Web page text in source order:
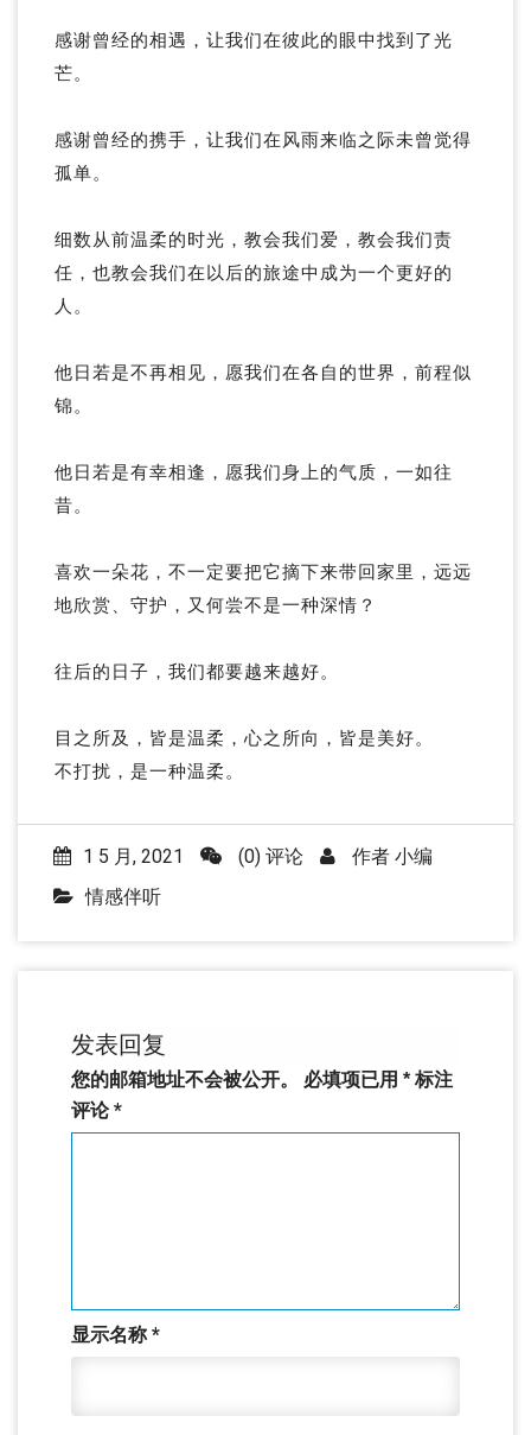
感谢曾经的相遇，让我们在彼此的眼中找到了光
芒。
感谢曾经的携手，让我们在风雨来临之际未曾觉得
孤单。
细数从前温柔的时光，教会我们爱，教会我们责
任，也教会我们在以后的旅途中成为一个更好的
人。
他日若是不再相见，愿我们在各自的世界，前程似
锦。
他日若是有幸相逢，愿我们身上的气质，一如往
昔。
喜欢一朵花，不一定要把它摘下来带回家里，远远
地欣赏、守护，又何尝不是一种深情？
往后的日子，我们都要越来越好。
目之所及，皆是温柔，心之所向，皆是美好。
不打扰，是一种温柔。
1 5 月, 2021 (0) 评论 作者 小编
情感伴听
发表回复
您的邮箱地址不会被公开。 必填项已用 * 标注
评论*
显示名称*